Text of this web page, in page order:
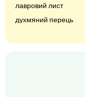
лавровий лист
духмяний перець